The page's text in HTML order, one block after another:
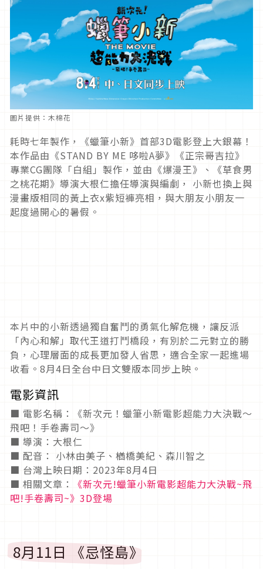
圖片提供：木棉花
耗時七年製作，《蠟筆小新》首部3D電影登上大銀幕！
本作品由《STAND BY ME 哆啦A夢》《正宗哥吉拉》
專業CG團隊「白組」製作，並由《爆漫王》、《草食男
之桃花期》導演大根仁擔任導演與編劇， 小新也換上與
漫畫版相同的黃上衣x紫短褲亮相，與大朋友小朋友一
起度過開心的暑假。
本片中的小新透過獨自奮鬥的勇氣化解危機，讓反派
「內心和解」取代王道打鬥橋段，有別於二元對立的勝
負，心理層面的成長更加發人省思，適合全家一起進場
收看。8月4日全台中日文雙版本同步上映。
電影資訊
■ 電影名稱：《新次元！蠟筆小新電影超能力大決戰～
飛吧！手卷壽司～》
■ 導演：大根仁
■ 配音： 小林由美子、楢橋美紀、森川智之
■ 台灣上映日期：2023年8月4日
■ 相關文章：
《新次元!蠟筆小新電影超能力大決戰~飛
吧!手卷壽司~》3D登場
8月11日 《忌怪島》